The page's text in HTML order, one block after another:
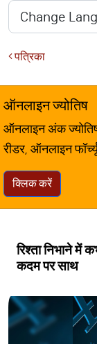
पत्रिका
ऑनलाइन ज्योतिष
ऑनलाइन अंक
रीडर, ऑनलाइन
क्लिक करें
रिश्ता निभाने में
कदम पर साथ